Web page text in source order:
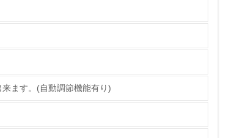
ます。(自動調節機能有り)